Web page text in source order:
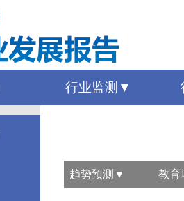
行业监测
趋势预测 教育